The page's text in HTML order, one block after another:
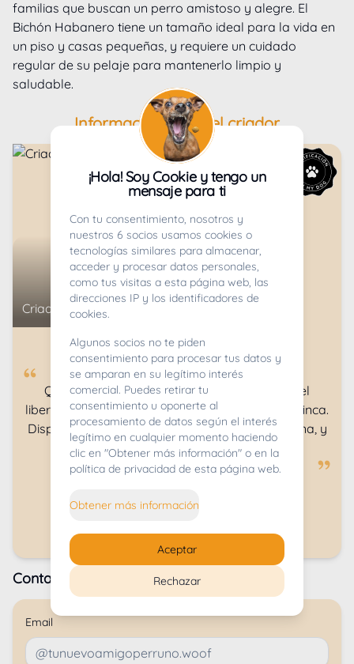
familias que buscan un perro amistoso y alegre. El
Bichón Habanero tiene un tamaño ideal para la vida en
un piso y casas pequeñas, y requiere un cuidado
regular de su pelaje para mantenerlo limpio y
saludable.
Información sobre el criador
Criador de Bichón Habanero
8 años de experiencia como criador
Que nuestro centro de cria los perros estan el
libertad, tanto fuera de casa como fuera en la finca.
Disponene de 1000m2 de cesped y 400 de arena, y
muchos espacios de sol i sombras.
Contacta con el criador:
Email
¡Hola! Soy Cookie y tengo un
mensaje para ti
Con tu consentimiento, nosotros y
nuestros 6 socios usamos cookies o
tecnologías similares para almacenar,
acceder y procesar datos personales,
como tus visitas a esta página web, las
direcciones IP y los identificadores de
cookies.
Algunos socios no te piden
consentimiento para procesar tus datos y
se amparan en su legítimo interés
comercial. Puedes retirar tu
consentimiento u oponerte al
procesamiento de datos según el interés
legítimo en cualquier momento haciendo
clic en "Obtener más información" o en la
política de privacidad de esta página web.
Obtener más información
Rechazar
Aceptar